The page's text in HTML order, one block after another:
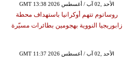
GMT 13:38 2026 الأحد ,02 آب / أغسطس
روساتوم تتهم أوكرانيا باستهداف محطة
زابوريجيا النووية بهجومين بطائرات مسيّرة
GMT 11:37 2026 الأحد ,02 آب / أغسطس